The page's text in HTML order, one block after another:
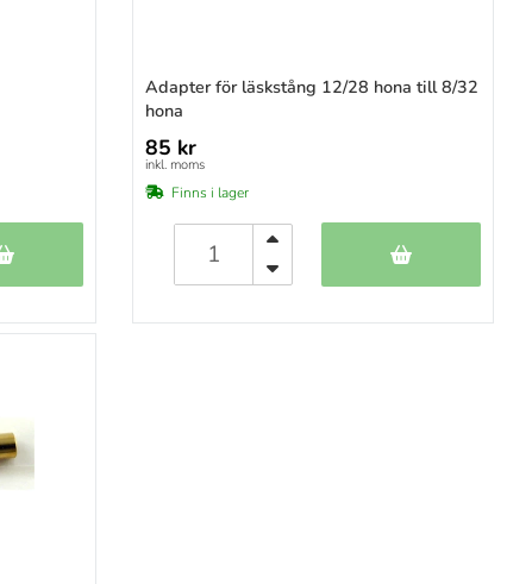
Adapter för läskstång 12/28 hona till 8/32
hona
85 kr
inkl. moms
Finns i lager